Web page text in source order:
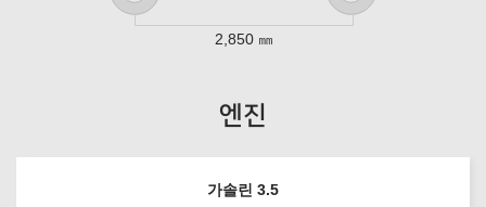
2,850 ㎜
엔진
가솔린 3.5